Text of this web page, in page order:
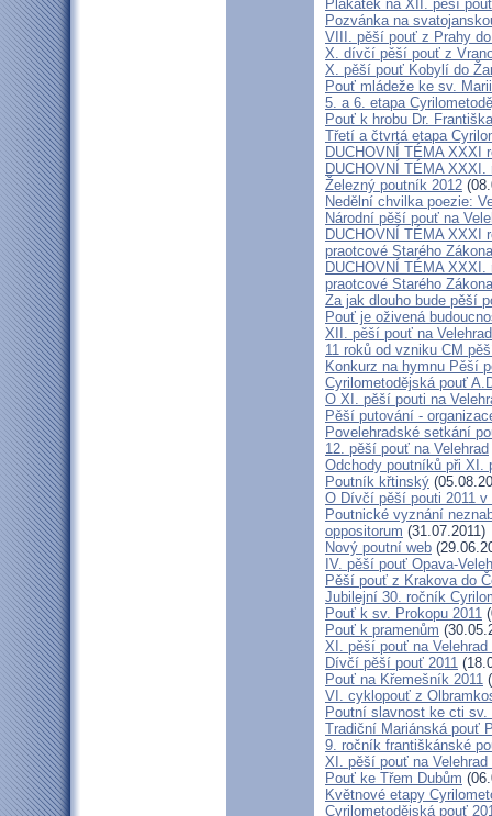
Plakátek na XII. pěší
Pozvánka na
VIII. pěší pouť z Prahy
X. dívčí pěší pouť z
X. pěší pouť Kobylí do
Pouť mládeže ke sv.
5. a 6. etapa
Pouť k hrobu Dr.
Třetí a čtvrtá etapa
DUCHOVNÍ TÉMA XXXI
DUCHOVNÍ TÉMA
Železný poutník 2012
Nedělní chvilka poezie:
Národní pěší pouť na
DUCHOVNÍ TÉMA XXXI
praotcové Starého Zákona
DUCHOVNÍ TÉMA
praotcové Starého Zákona
Za jak dlouho bude pěší
Pouť je oživená
XII. pěší pouť na
11 roků od vzniku CM
Konkurz na hymnu Pěší
Cyrilometodějská pouť
O XI. pěší pouti na
Pěší putování -
Povelehradské setkání
12. pěší pouť na Velehrad
Odchody poutníků při XI.
Poutník křtinský
O Dívčí pěší pouti 2011 v
Poutnické vyznání
oppositorum (31.07.2011)
Nový poutní web
IV. pěší pouť Opava-
Pěší pouť z Krakova do
Jubilejní 30. ročník
Pouť k sv. Prokopu 2011
Pouť k pramenům
XI. pěší pouť na Velehrad
Dívčí pěší pouť 2011
Pouť na Křemešník 2011
VI. cyklopouť z
Poutní slavnost ke cti sv.
Tradiční Mariánská pouť
9. ročník františkánské
XI. pěší pouť na
Pouť ke Třem Dubům
Květnové etapy
Cyrilometodějská pouť